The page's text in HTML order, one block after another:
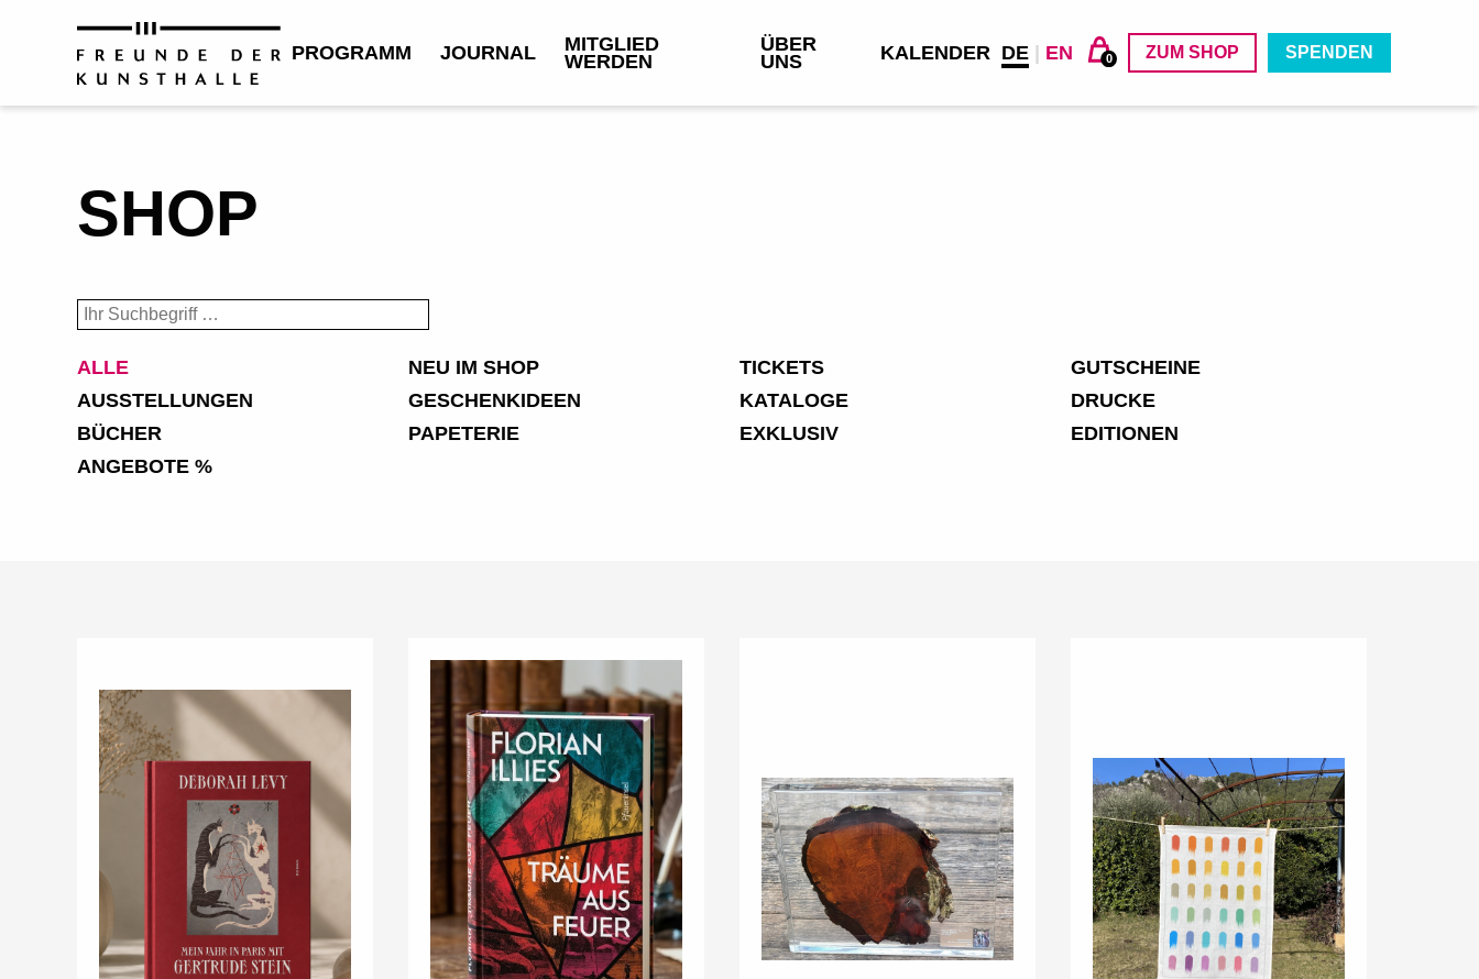
PROGRAMM JOURNAL
MITGLIED
WERDEN
ÜBER
UNS
KALENDER DE EN 0 ZUM SHOP SPENDEN
SHOP
ALLE NEU IM SHOP TICKETS
GUTSCHEINE
AUSSTELLUNGEN
GESCHENKIDEEN KATALOGE
DRUCKE
BÜCHER
PAPETERIE EXKLUSIV
EDITIONEN
ANGEBOTE %